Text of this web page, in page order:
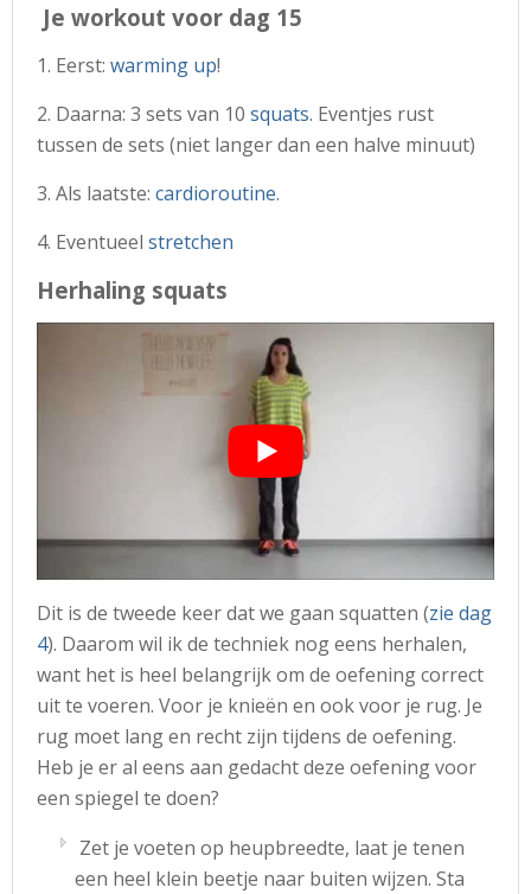
Je workout voor dag 15
1. Eerst: warming up!
2. Daarna: 3 sets van 10 squats. Eventjes rust
tussen de sets (niet langer dan een halve minuut)
3. Als laatste: cardioroutine.
4. Eventueel stretchen
Herhaling squats
Dit is de tweede keer dat we gaan squatten (zie dag
4). Daarom wil ik de techniek nog eens herhalen,
want het is heel belangrijk om de oefening correct
uit te voeren. Voor je knieën en ook voor je rug. Je
rug moet lang en recht zijn tijdens de oefening.
Heb je er al eens aan gedacht deze oefening voor
een spiegel te doen?
Zet je voeten op heupbreedte, laat je tenen
een heel klein beetje naar buiten wijzen. Sta